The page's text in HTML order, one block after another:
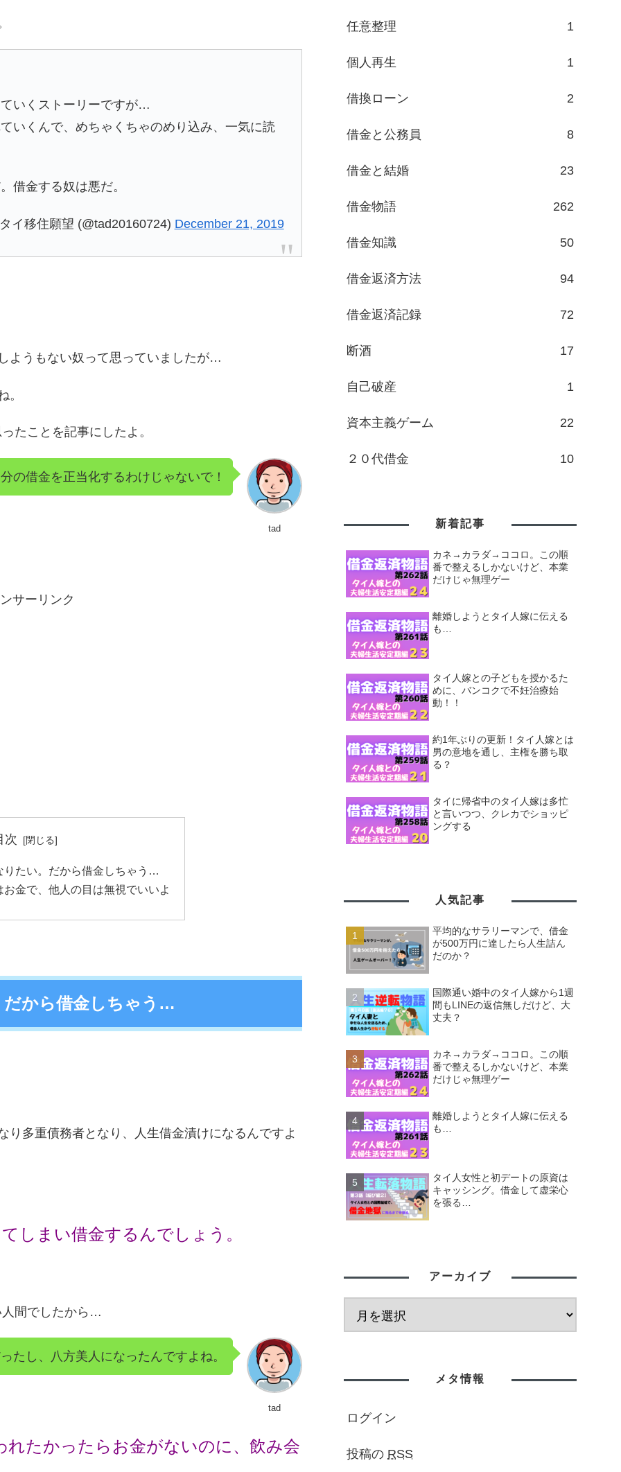
いくストーリーですが…
いくんで、めちゃくちゃのめり込み、一気に読
借金する奴は悪だ。
イ移住願望 (@tad20160724) December 21, 2019
ようもない奴って思っていましたが…
。
たことを記事にしたよ。
tad
の借金を正当化するわけじゃないで！
サーリンク
次
りたい。だから借金しちゃう…
金で、他人の目は無視でいいよ
だから借金しちゃう…
多重債務者となり、人生借金漬けになるんですよ
しまい借金するんでしょう。
人間でしたから…
tad
たし、八方美人になったんですよね。
れたかったらお金がないのに、飲み会
任意整理 1
個人再生 1
借換ローン 2
借金と公務員 8
借金と結婚 23
借金物語 262
借金知識 50
借金返済方法 94
借金返済記録 72
断酒 17
自己破産 1
資本主義ゲーム 22
２０代借金 10
新着記事
カネ→カラダ→ココロ。この順
番で整えるしかないけど、本業
だけじゃ無理ゲー
離婚しようとタイ人嫁に伝える
も…
タイ人嫁との子どもを授かるた
めに、バンコクで不妊治療始
動！！
約1年ぶりの更新！タイ人嫁とは
男の意地を通し、主権を勝ち取
る？
タイに帰省中のタイ人嫁は多忙
と言いつつ、クレカでショッピ
ングする
人気記事
平均的なサラリーマンで、借金
が500万円に達したら人生詰ん
だのか？
国際通い婚中のタイ人嫁から1週
間もLINEの返信無しだけど、大
丈夫？
カネ→カラダ→ココロ。この順
番で整えるしかないけど、本業
だけじゃ無理ゲー
離婚しようとタイ人嫁に伝える
も…
タイ人女性と初デートの原資は
キャッシング。借金して虚栄心
を張る…
アーカイブ
メタ情報
ログイン
投稿の RSS